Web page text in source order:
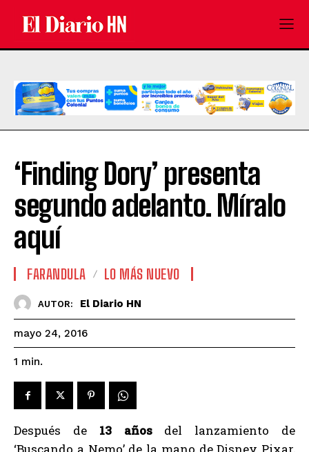
‘Finding Dory’ presenta
segundo adelanto. Míralo
aquí
FARANDULA LO MÁS NUEVO
AUTOR: El Diario HN
mayo 24, 2016
1 min.
Después de 13 añosdel lanzamiento de